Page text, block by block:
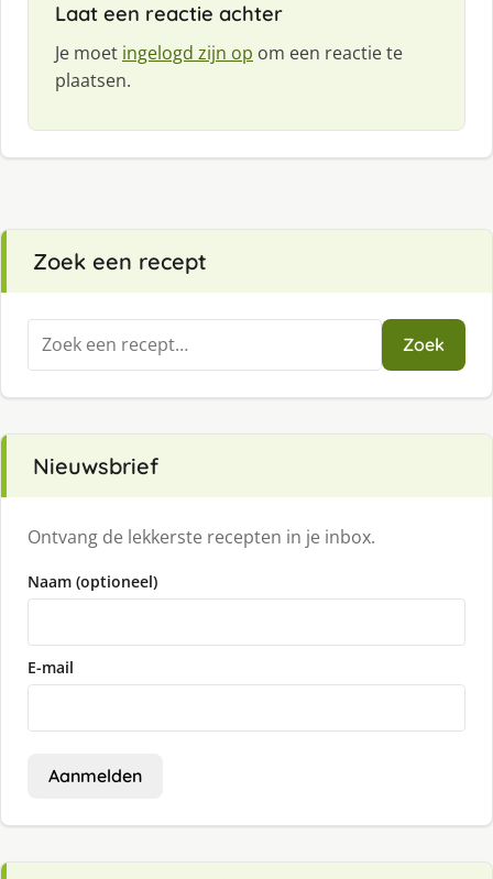
Laat een reactie achter
Je moet ingelogd zijn op om een reactie te
plaatsen.
Zoek een recept
Zoeken
naar:
Zoek
Nieuwsbrief
Ontvang de lekkerste recepten in je inbox.
Naam (optioneel)
E-mail
Aanmelden